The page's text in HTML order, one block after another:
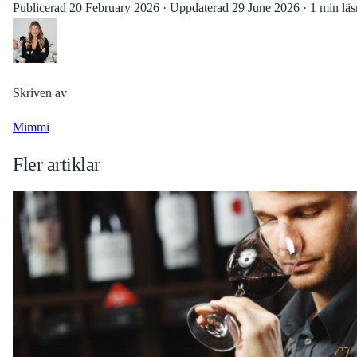
Publicerad 20 February 2026 · Uppdaterad 29 June 2026 · 1 min
Skriven av
Mimmi
Fler artiklar